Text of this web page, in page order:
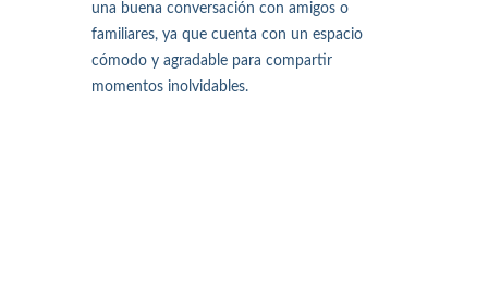
una buena conversación con amigos o
familiares, ya que cuenta con un espacio
cómodo y agradable para compartir
momentos inolvidables.